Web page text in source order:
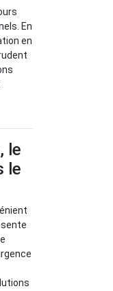
En
en
le
le